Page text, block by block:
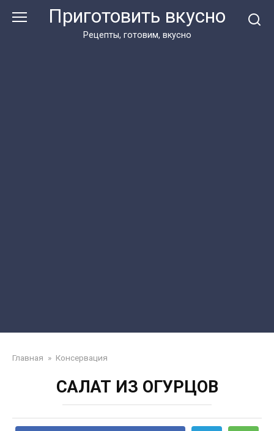
Приготовить вкусно
Рецепты, готовим, вкусно
Главная » Консервация
САЛАТ ИЗ ОГУРЦОВ